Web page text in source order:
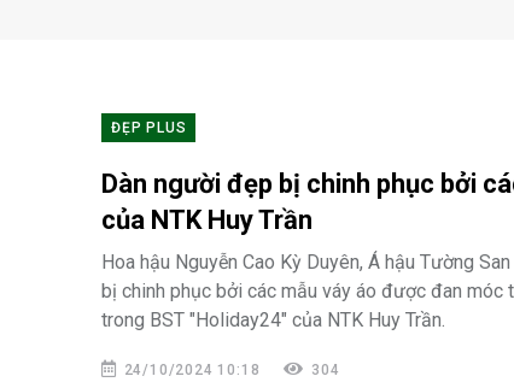
ĐẸP PLUS
Dàn người đẹp bị chinh phục bởi
của NTK Huy Trần
Hoa hậu Nguyễn Cao Kỳ Duyên, Á hậu Tường
bị chinh phục bởi các mẫu váy áo được đan móc
trong BST "Holiday24" của NTK Huy Trần.
24/10/2024 10:18 304